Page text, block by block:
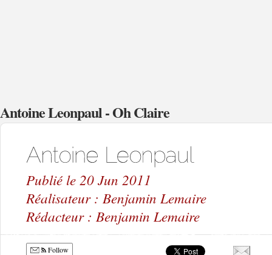
Antoine Leonpaul - Oh Claire
Publié le 20 Jun 2011
Réalisateur : Benjamin Lemaire
Rédacteur : Benjamin Lemaire
Follow